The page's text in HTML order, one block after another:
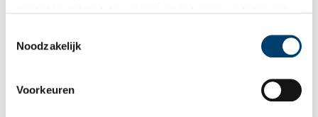
Noodzakelijk
Voorkeuren